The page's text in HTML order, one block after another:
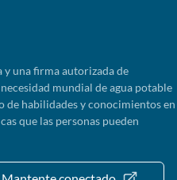
y una firma autorizada de
mundial de agua potable
de habilidades y conocimientos en
que las personas pueden